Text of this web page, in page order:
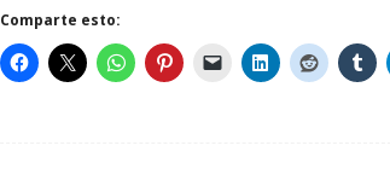
Comparte esto: